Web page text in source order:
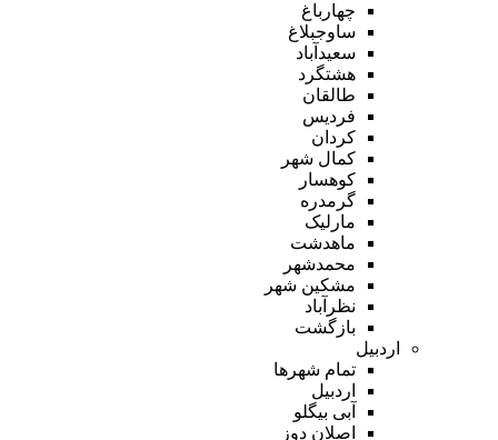
چهارباغ
ساوجبلاغ
سعیدآباد
هشتگرد
طالقان
فردیس
کردان
کمال شهر
کوهسار
گرمدره
مارلیک
ماهدشت
محمدشهر
مشکین شهر
نظرآباد
بازگشت
اردبیل
تمام شهر‌ها
اردبیل
آبی بیگلو
اصلان دوز